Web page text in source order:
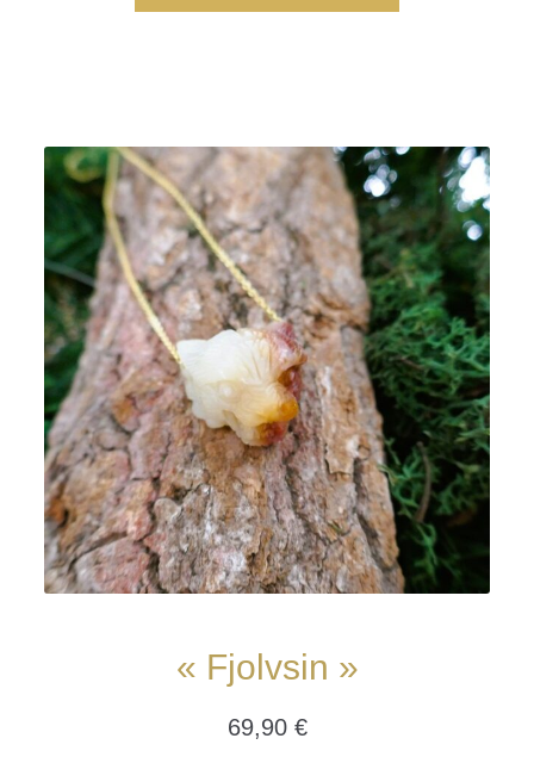
« Fjolvsin »
69,90 €